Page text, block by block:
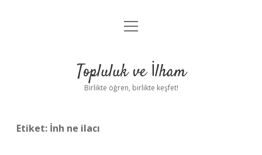
Anasayfa
Yasal Uyarı
menüyü
Topluluk ve İlham
Birlikte öğren, birlikte keşfet!
Etiket: İnh ne ilacı